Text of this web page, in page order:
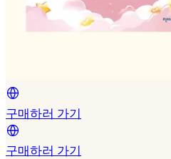
구매하러 가기
구매하러 가기